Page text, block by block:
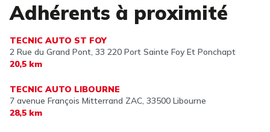
Adhérents à proximité
TECNIC AUTO ST FOY
2 Rue du Grand Pont, 33 220 Port Sainte Foy Et Ponchapt
20,5 km
TECNIC AUTO LIBOURNE
7 avenue François Mitterrand ZAC, 33500 Libourne
28,5 km